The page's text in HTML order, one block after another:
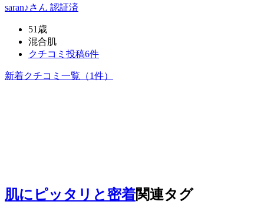
saran♪さん 認証済
51歳
混合肌
クチコミ投稿6件
新着クチコミ一覧 （1件）
肌にピッタリと密着関連タグ